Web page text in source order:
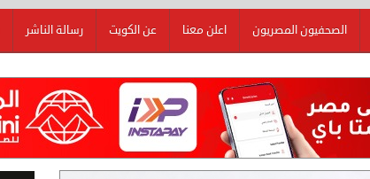
الصحفيون المصريون اعلن معنا عن الكويت رسالة الناشر